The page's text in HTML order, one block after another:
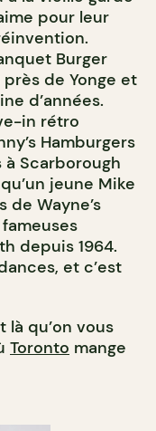
pour leur
Burger
de Yonge et
d’années.
in rétro
Hamburgers
Scarborough
jeune Mike
de Wayne’s
depuis 1964.
et c’est
qu’on vous
Toronto mange